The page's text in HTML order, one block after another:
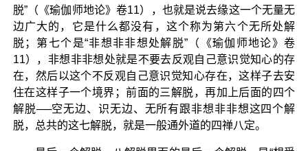
脱”（《瑜伽师地论》卷11），也就是说去缘这一个无量无
边广大的，它是什么都没有，这个称为第六个无所处解
脱；第七个是“非想非非想处解脱”（《瑜伽师地论》卷
11），非想非非想处就是不要去反观自己意识觉知心的存
在，然后以这个不反观自己意识觉知心存在，这样子去安
住在这样子一个境界；前面的三解脱，再加上后面的四个
解脱──空无边、识无边、无所有跟非想非非想这四个解
脱，总共的这七解脱，就是一般通外道的四禅八定。